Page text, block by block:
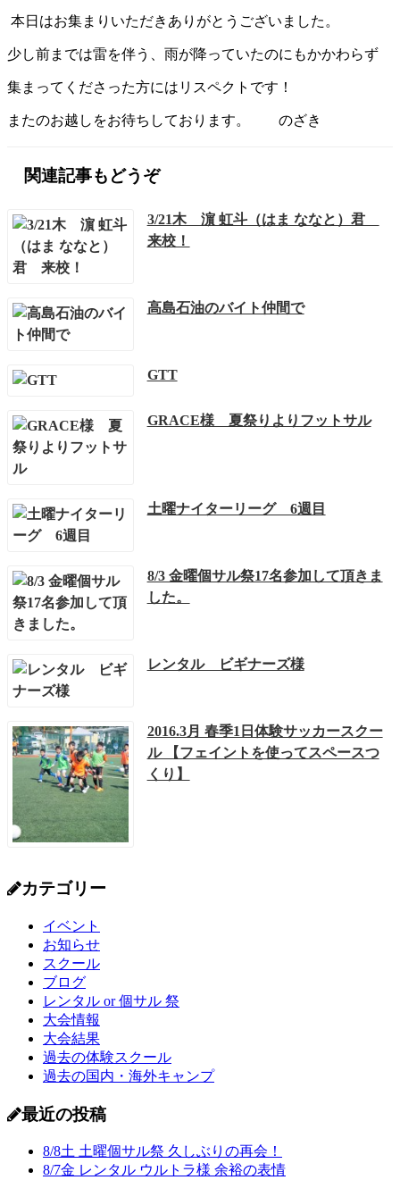
本日はお集まりいただきありがとうございました。
少し前までは雷を伴う、雨が降っていたのにもかかわらず
集まってくださった方にはリスペクトです！
またのお越しをお待ちしております。 のざき
関連記事もどうぞ
3/21木 濵 虹斗（はま ななと）君
来校！
高島石油のバイト仲間で
GTT
GRACE様 夏祭りよりフットサル
土曜ナイターリーグ 6週目
8/3 金曜個サル祭17名参加して頂きま
した。
レンタル ビギナーズ様
2016.3月 春季1日体験サッカースクー
ル 【フェイントを使ってスペースつ
くり】
カテゴリー
イベント
お知らせ
スクール
ブログ
レンタル or 個サル 祭
大会情報
大会結果
過去の体験スクール
過去の国内・海外キャンプ
最近の投稿
8/8土 土曜個サル祭 久しぶりの再会！
8/7金 レンタル ウルトラ様 余裕の表情